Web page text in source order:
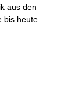
aus den
bis heute.